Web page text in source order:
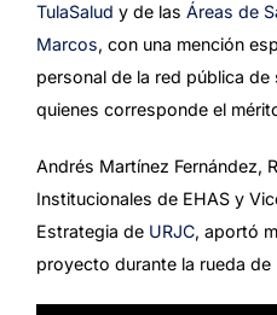
TulaSalud y de las Áreas de
Marcos, con una mención
personal de la red pública
quienes corresponde el
Andrés Martínez Fernández,
Institucionales de EHAS y
Estrategia de URJC, aportó
proyecto durante la rueda de